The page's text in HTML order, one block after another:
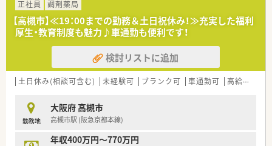
■2店舗3人以上の交流会は会社から費用負担がございます。
（3,000円/人）
■地域貢献等のイベントも1店舗ではなく、他店舗の薬剤師も応
援や協力をして、作りあげております。
■認知症カフェの開催や管理栄養士の健康相談、子供薬局体験に
加え、地元夏祭りに露店の出店など、色々な形での地域貢献をし
ております。
■ドクター向けのフォーラムや介護スタッフとの座談会、地域包
■役員（社長・取締役含む）が全員薬剤師様で調剤業務もおこなっ
ている為、現場への理解が非常にある企業です。
■年1回の頑張った賞発表と全体食事会の開催をしていたり、社
内報で社員紹介をしております。
正社員
調剤薬局
【高槻市】≪19：00までの勤務＆土日祝休み！≫充実した福利
厚生・教育制度も魅力♪車通勤も便利です！
検討リストに追加
土日休み(相談可含む) 未経験可 ブランク可 車通勤可 高給与(600万円以上)
勤務地
大阪府 高槻市
高槻市駅 (阪急京都本線)
年収400万円～770万円